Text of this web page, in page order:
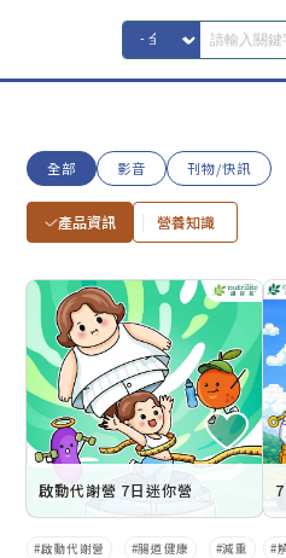
全部 影音 刊物/快訊
產品資訊 營養知識
啟動代謝營 7日迷你營
啟動代謝營 腸道健康 減重